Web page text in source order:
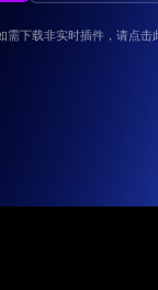
需下载非实时插件，请点击